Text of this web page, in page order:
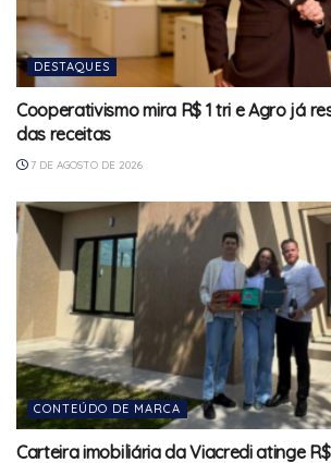
DESTAQUES
Cooperativismo mira R$ 1 tri e Agro já
das receitas
7 DE AGOSTO DE 2026
CONTEÚDO DE MARCA
Carteira imobiliária da Viacredi atinge